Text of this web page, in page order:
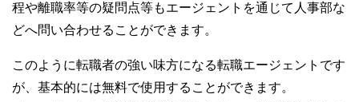
程や離職率等の疑問点等もエージェントを通じて人事部な
どへ問い合わせることができます。
このように転職者の強い味方になる転職エージェントです
が、基本的には無料で使用することができます。